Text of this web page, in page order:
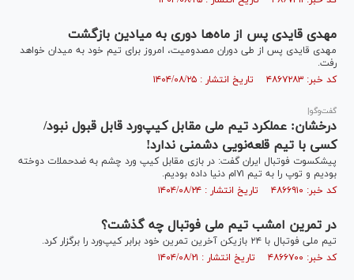
مهدی قایدی پس از ماه‌ها دوری به میادین بازگشت
مهدی قایدی پس از طی دوران مصدومیت، امروز برای تیم خود به میدان خواهد
رفت.
کد خبر: ۴۸۶۷۲۸۳ تاریخ انتشار : ۱۴۰۴/۰۸/۲۵
گفت‌وگو|
درخشان: عملکرد تیم ملی مقابل کیپ‌ورد قابل قبول نبود/
کسی با تیم قلعه‌نویی دشمنی ندارد!
پیشکسوت فوتبال ایران گفت: در بازی مقابل کیپ ورد چشم به ضدحملات دوخته
بودیم و توپ را به تیم ۷۱‌ام دنیا داده بودیم.
کد خبر: ۴۸۶۶۹۱۰ تاریخ انتشار : ۱۴۰۴/۰۸/۲۴
در تمرین امشب تیم ملی فوتبال چه گذشت؟
تیم ملی فوتبال با ٢۴ بازیکن آخرین تمرین خود برابر کیپ‌ورد را برگزار کرد.
کد خبر: ۴۸۶۶۷۰۰ تاریخ انتشار : ۱۴۰۴/۰۸/۲۱